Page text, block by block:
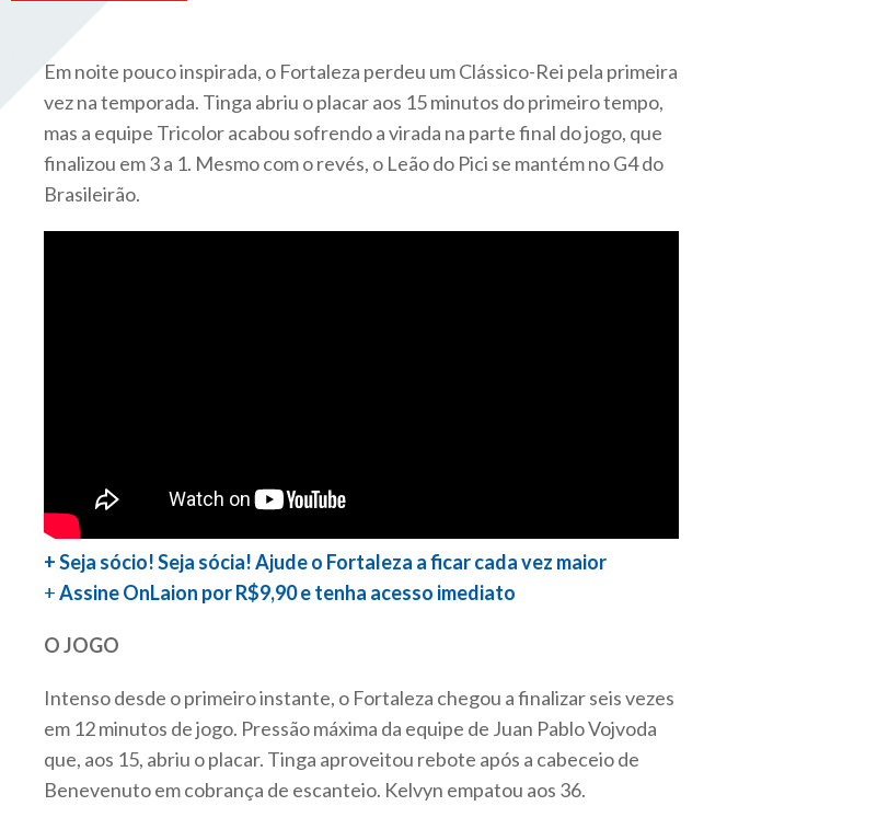
Em noite pouco inspirada, o Fortaleza perdeu um Clássico-Rei pela primeira
vez na temporada. Tinga abriu o placar aos 15 minutos do primeiro tempo,
mas a equipe Tricolor acabou sofrendo a virada na parte final do jogo, que
finalizou em 3 a 1. Mesmo com o revés, o Leão do Pici se mantém no G4 do
Brasileirão.
+ Seja sócio! Seja sócia! Ajude o Fortaleza a ficar cada vez maior
+Assine OnLaion por R$9,90 e tenha acesso imediato
O JOGO
Intenso desde o primeiro instante, o Fortaleza chegou a finalizar seis vezes
em 12 minutos de jogo. Pressão máxima da equipe de Juan Pablo Vojvoda
que, aos 15, abriu o placar. Tinga aproveitou rebote após a cabeceio de
Benevenuto em cobrança de escanteio. Kelvyn empatou aos 36.